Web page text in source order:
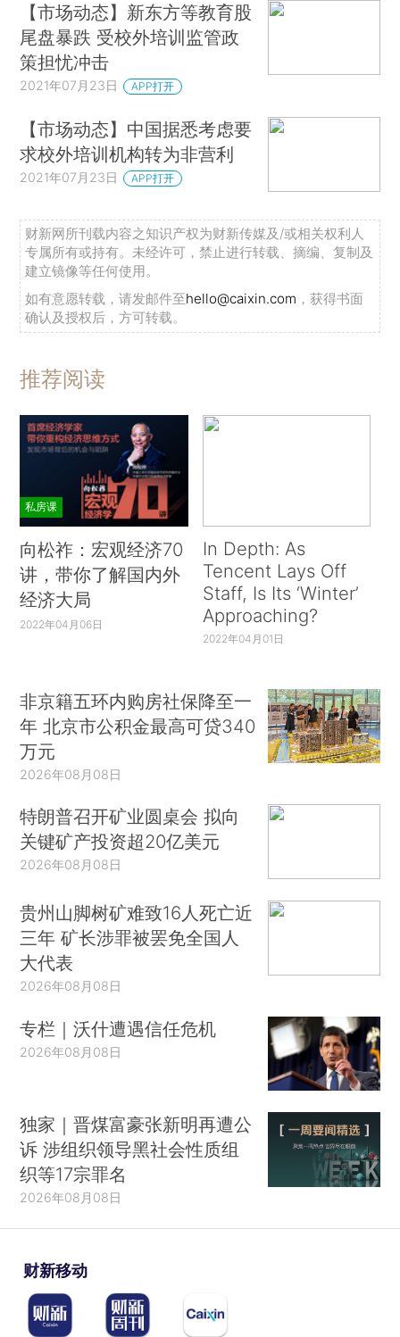
【市场动态】新东方等教育股
尾盘暴跌 受校外培训监管政
策担忧冲击
2021年07月23日 APP打开
【市场动态】中国据悉考虑要
求校外培训机构转为非营利
2021年07月23日 APP打开
财新网所刊载内容之知识产权为财新传媒及/或相关权利人
专属所有或持有。未经许可，禁止进行转载、摘编、复制及
建立镜像等任何使用。
如有意愿转载，请发邮件至hello@caixin.com ，获得书面
确认及授权后，方可转载。
推荐阅读
私房课
向松祚：宏观经济70
讲，带你了解国内外
经济大局
2022年04月06日
In Depth: As
Tencent Lays Off
Staff, Is Its ‘Winter’
Approaching?
2022年04月01日
非京籍五环内购房社保降至一
年 北京市公积金最高可贷340
万元
2026年08月08日
特朗普召开矿业圆桌会 拟向
关键矿产投资超20亿美元
2026年08月08日
贵州山脚树矿难致16人死亡近
三年 矿长涉罪被罢免全国人
大代表
2026年08月08日
专栏｜沃什遭遇信任危机
2026年08月08日
独家｜晋煤富豪张新明再遭公
诉 涉组织领导黑社会性质组
织等17宗罪名
2026年08月08日
财新移动